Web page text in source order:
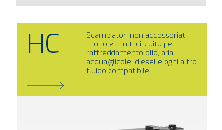
HC
Scambiatori non accessoriati
mono e multi circuito per
raffreddamento olio, aria,
acqua/glicole, diesel e ogni altro
fluido compatibile